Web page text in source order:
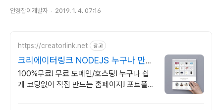
안경잡이개발자 2019. 1. 4. 07:16
https://creatorlink.net 광고
크리에이터링크 NODEJS 누구나 만드
는 홈페이지
100%무료! 무료 도메인/호스팅! 누구나 쉽
게 코딩없이 직접 만드는 홈페이지! 포트폴리